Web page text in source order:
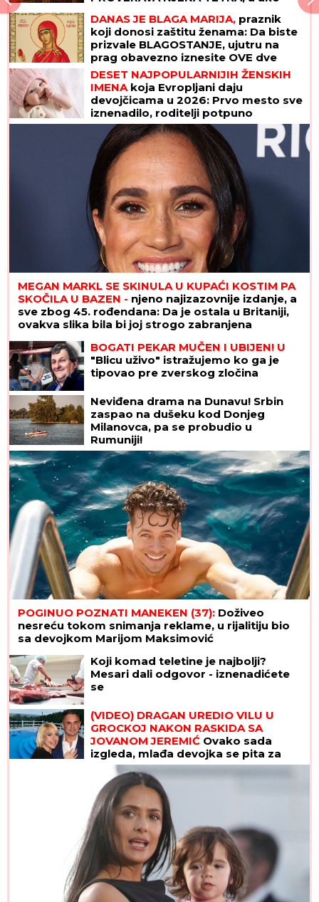
KAZNA
DANAS JE BLAGA MARIJA, praznik
koji donosi zaštitu ženama: Da biste
prizvale BLAGOSTANJE, ujutru na
prag obavezno iznesite OVE dve
stvari
DESET NAJPOPULARNIJIH ŽENSKIH
IMENAkoja Evropljani daju
devojčicama u 2026: Prvo mesto sve
iznenadilo, roditelji potpuno
promenili favorite
MEGAN MARKL SE SKINULA U KUPAĆI KOSTIM PA
SKOČILA U BAZEN - njeno najizazovnije izdanje, a
sve zbog 45. rođendana: Da je ostala u Britaniji,
ovakva slika bila bi joj strogo zabranjena
BOGATI PEKAR MUČEN I UBIJEN! U
"Blicu uživo" istražujemo ko ga je
tipovao pre zverskog zločina
Neviđena drama na Dunavu! Srbin
zaspao na dušeku kod Donjeg
Milanovca, pa se probudio u
Rumuniji!
POGINUO POZNATI MANEKEN (37): Doživeo
nesreću tokom snimanja reklame, u rijalitiju bio
sa devojkom Marijom Maksimović
Koji komad teletine je najbolji?
Mesari dali odgovor - iznenadićete
se
(VIDEO) DRAGAN UREDIO VILU U
GROCKOJ NAKON RASKIDA SA
JOVANOM JEREMIĆ Ovako sada
izgleda, mlađa devojka se pita za